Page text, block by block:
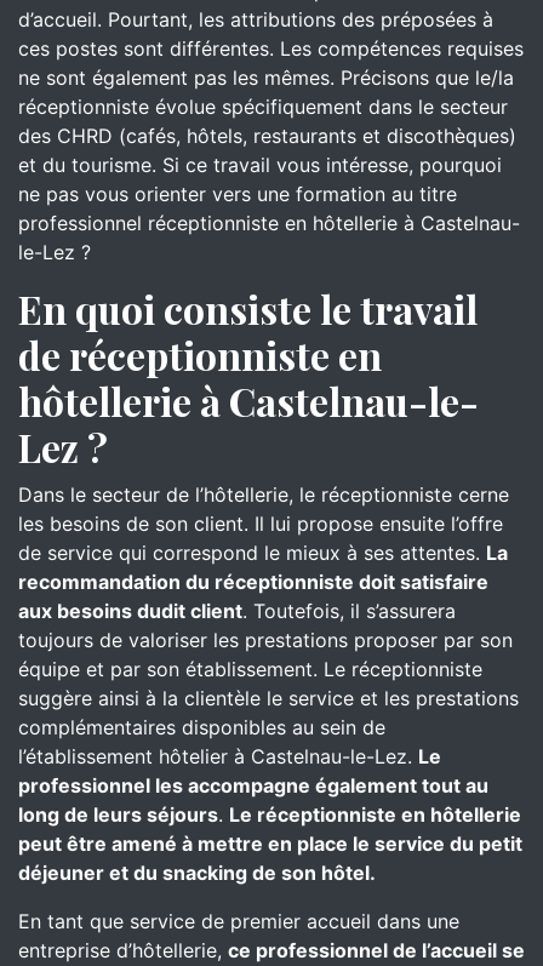
d’accueil. Pourtant, les attributions des préposées à
ces postes sont différentes. Les compétences requises
ne sont également pas les mêmes. Précisons que le/la
réceptionniste évolue spécifiquement dans le secteur
des CHRD (cafés, hôtels, restaurants et discothèques)
et du tourisme. Si ce travail vous intéresse, pourquoi
ne pas vous orienter vers une formation au titre
professionnel réceptionniste en hôtellerie à Castelnau-
le-Lez ?
En quoi consiste le travail
de réceptionniste en
hôtellerie à Castelnau-le-
Lez ?
Dans le secteur de l’hôtellerie, le réceptionniste cerne
les besoins de son client. Il lui propose ensuite l’offre
de service qui correspond le mieux à ses attentes. La
recommandation du réceptionniste doit satisfaire
aux besoins dudit client. Toutefois, il s’assurera
toujours de valoriser les prestations proposer par son
équipe et par son établissement. Le réceptionniste
suggère ainsi à la clientèle le service et les prestations
complémentaires disponibles au sein de
l’établissement hôtelier à Castelnau-le-Lez. Le
professionnel les accompagne également tout au
long de leurs séjours. Le réceptionniste en hôtellerie
peut être amené à mettre en place le service du petit
déjeuner et du snacking de son hôtel.
En tant que service de premier accueil dans une
entreprise d’hôtellerie, ce professionnel de l’accueil se